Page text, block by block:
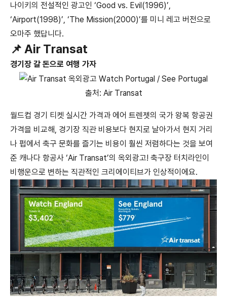
나이키의 전설적인 광고인 ‘Good vs. Evil(1996)’,
‘Airport(1998)’, ‘The Mission(2000)’를 미니 레고 버전으로
오마주 했답니다.
📌 Air Transat
경기장 갈 돈으로 여행 가자
출처: Air Transat
월드컵 경기 티켓 실시간 가격과 에어 트렌젯의 국가 왕복 항공권
가격을 비교해, 경기장 직관 비용보다 현지로 날아가서 현지 거리
나 펍에서 축구 문화를 즐기는 비용이 훨씬 저렴하다는 것을 보여
준 캐나다 항공사 ‘Air Transat’의 옥외광고! 축구장 터치라인이
비행운으로 변하는 직관적인 크리에이티브가 인상적이에요.